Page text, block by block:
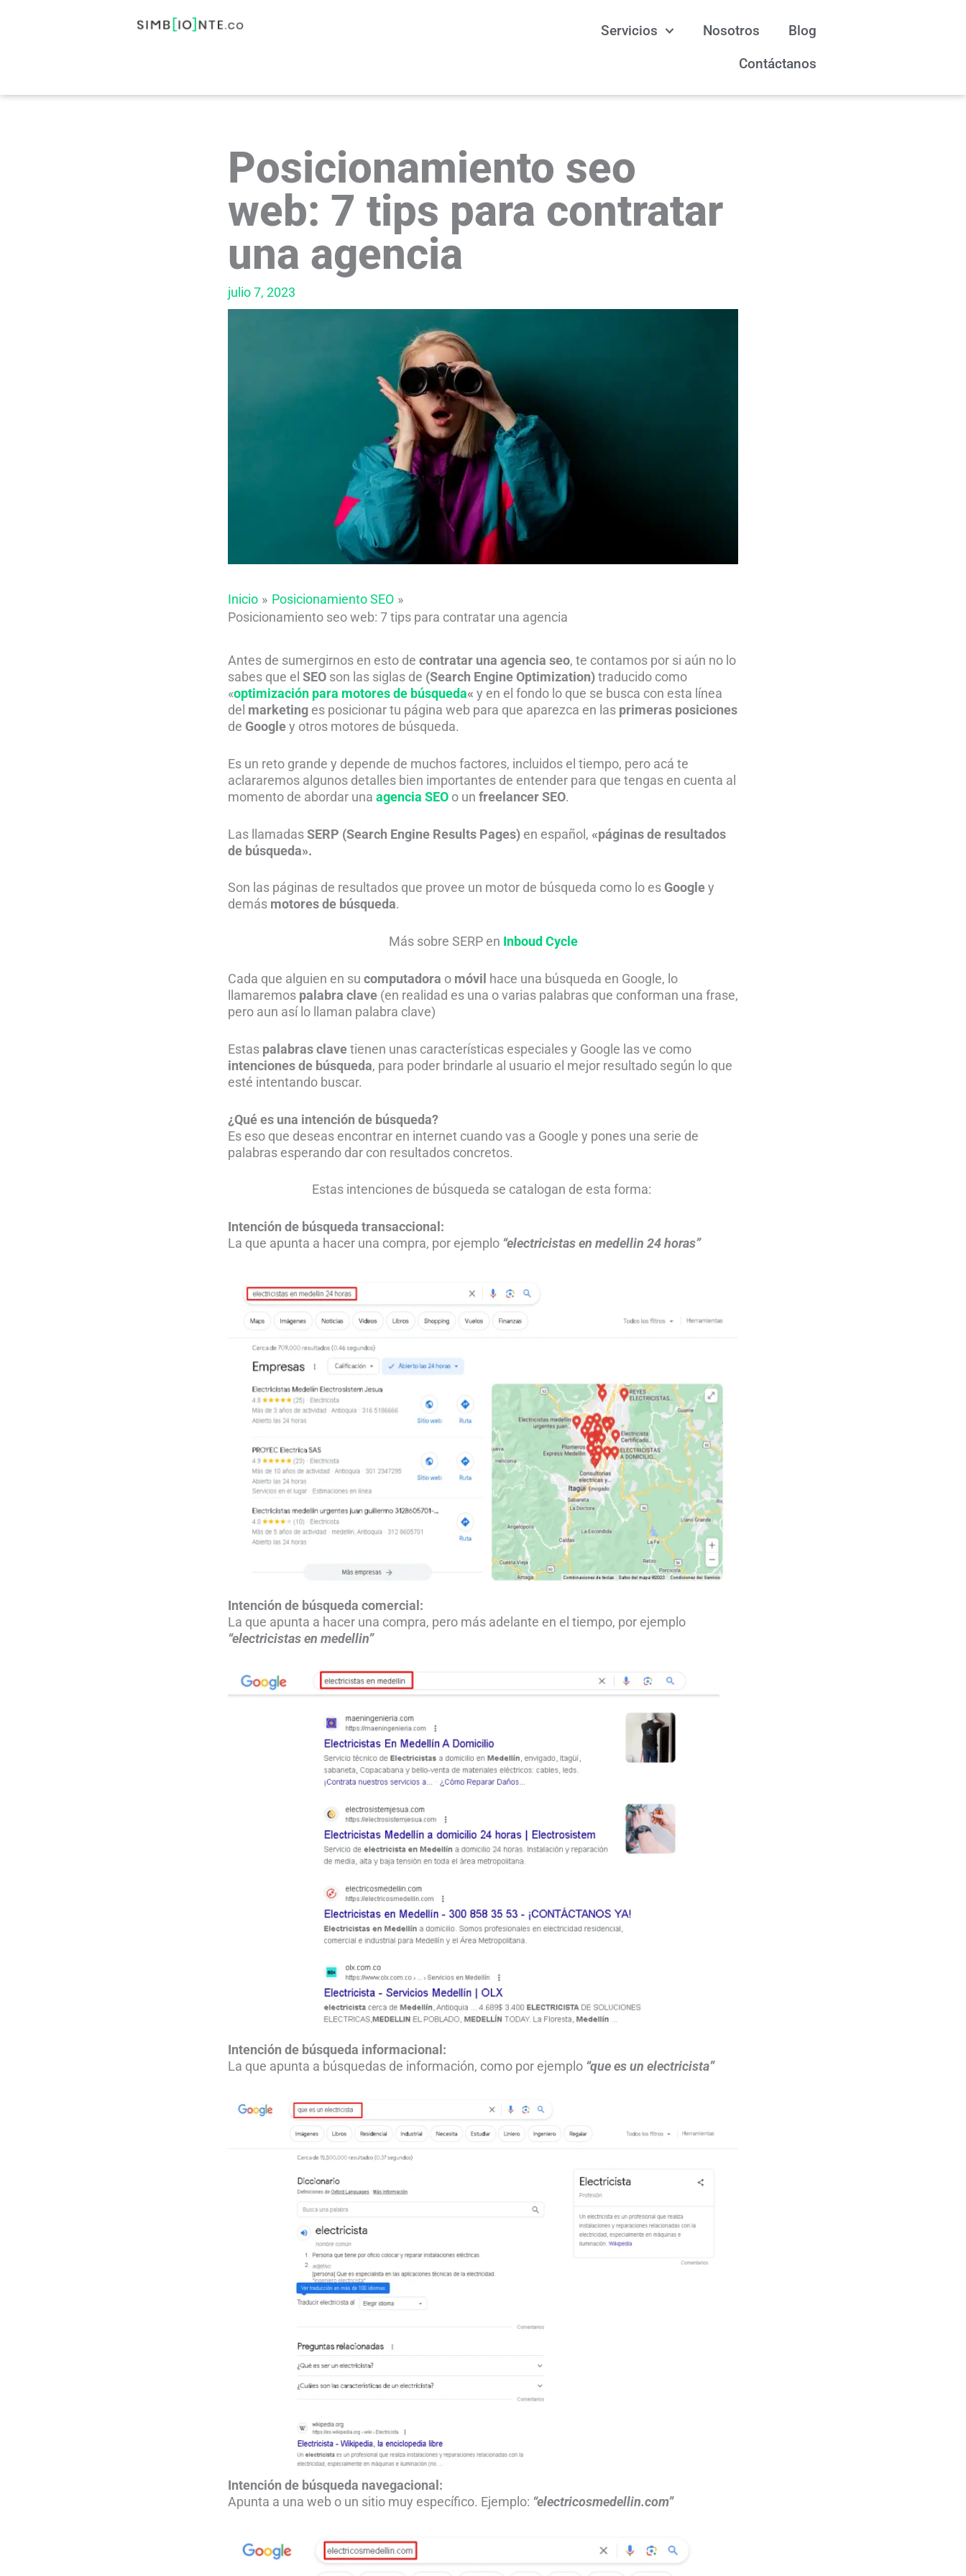
Servicios Nosotros
Blog
Contáctanos
Posicionamiento seo
web: 7 tips para contratar
una agencia
julio 7, 2023
Inicio
Posicionamiento SEO
Posicionamiento seo web: 7 tips para contratar una agencia
Antes de sumergirnos en esto de contratar una agencia seo, te contamos por si aún no lo
sabes que el SEO son las siglas de (Search Engine Optimization)traducido como
«optimización para motores de búsqueda« y en el fondo lo que se busca con esta línea
del marketing es posicionar tu página web para que aparezca en las primeras posiciones
de Googley otros motores de búsqueda.
Es un reto grande y depende de muchos factores, incluidos el tiempo, pero acá te
aclararemos algunos detalles bien importantes de entender para que tengas en cuenta al
momento de abordar una agencia SEO o un freelancer SEO.
Las llamadasSERP (Search Engine Results Pages) en español, «páginas de resultados
de búsqueda».
Son las páginas de resultados que provee un motor de búsqueda como lo es Googley
demás motores de búsqueda.
Más sobre SERP en Inboud Cycle
Cada que alguien en su computadora o móvil
hace una búsqueda en Google, lo
llamaremos palabra clave (en realidad es una o varias palabras que conforman una frase,
pero aun así lo llaman palabra clave)
Estas palabras clavetienen unas características especiales y Google las ve como
intenciones de búsqueda, para poder brindarle al usuario el mejor resultado según lo que
esté intentando buscar.
¿Qué es una intención de búsqueda?
Es eso que deseas encontrar en internet cuando vas a Google y pones una serie de
palabras esperando dar con resultados concretos.
Estas intenciones de búsqueda se catalogan de esta forma:
Intención de búsqueda transaccional:
La que apunta a hacer una compra, por ejemplo “electricistas en medellin 24 horas”
Intención de búsqueda comercial:
La que apunta a hacer una compra, pero más adelante en el tiempo, por ejemplo
“electricistas en medellin”
Intención de búsqueda informacional:
La que apunta a búsquedas de información, como por ejemplo “que es un electricista”
Intención de búsqueda navegacional:
Apunta a una web o un sitio muy específico. Ejemplo: “electricosmedellin.com”